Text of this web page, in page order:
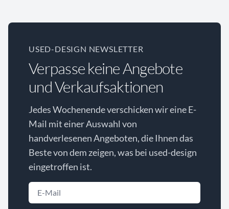
USED-DESIGN NEWSLETTER
Verpasse keine Angebote
und Verkaufsaktionen
Jedes Wochenende verschicken wir eine E-
Mail mit einer Auswahl von
handverlesenen Angeboten, die Ihnen das
Beste von dem zeigen, was bei used-design
eingetroffen ist.